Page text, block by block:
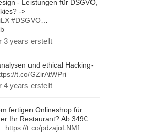
- Leistungen für DSGVO,
->
#DSGVO…
3 years erstellt
und ethical Hacking-
t.co/GZirAtWPri
4 years erstellt
fertigen Onlineshop für
Ihr Restaurant? Ab 349€
https://t.co/pdzajoLNMf